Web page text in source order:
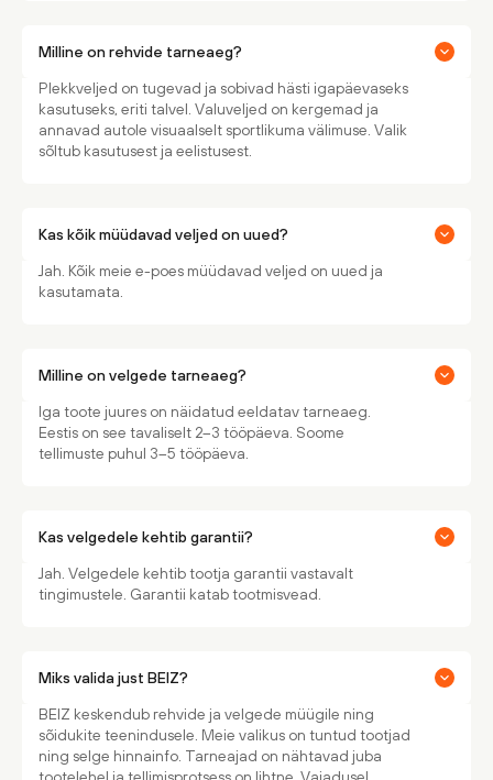
Milline on rehvide tarneaeg?
Plekkveljed on tugevad ja sobivad hästi igapäevaseks
kasutuseks, eriti talvel. Valuveljed on kergemad ja
annavad autole visuaalselt sportlikuma välimuse. Valik
sõltub kasutusest ja eelistusest.
Kas kõik müüdavad veljed on uued?
Jah. Kõik meie e-poes müüdavad veljed on uued ja
kasutamata.
Milline on velgede tarneaeg?
Iga toote juures on näidatud eeldatav tarneaeg.
Eestis on see tavaliselt 2–3 tööpäeva. Soome
tellimuste puhul 3–5 tööpäeva.
Kas velgedele kehtib garantii?
Jah. Velgedele kehtib tootja garantii vastavalt
tingimustele. Garantii katab tootmisvead.
Miks valida just BEIZ?
BEIZ keskendub rehvide ja velgede müügile ning
sõidukite teenindusele. Meie valikus on tuntud tootjad
ning selge hinnainfo. Tarneajad on nähtavad juba